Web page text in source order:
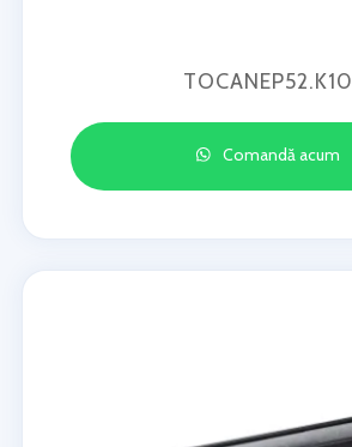
TOCANEP52.K10
Comandă acum